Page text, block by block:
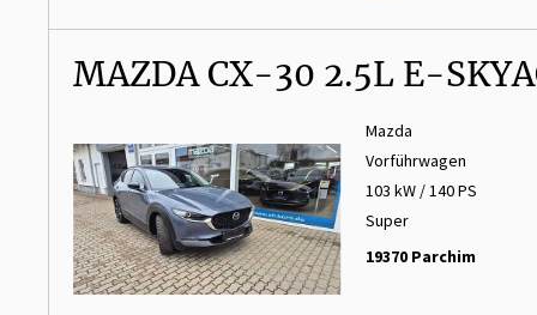
MAZDA CX-30 2.5L E-
Mazda
Vorführwagen
103 kW / 140 PS
Super
19370 Parchim